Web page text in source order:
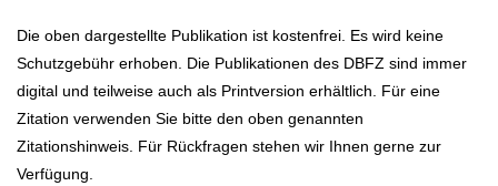
Die oben dargestellte Publikation ist kostenfrei. Es wird keine
Schutzgebühr erhoben. Die Publikationen des DBFZ sind immer
digital und teilweise auch als Printversion erhältlich. Für eine
Zitation verwenden Sie bitte den oben genannten
Zitationshinweis. Für Rückfragen stehen wir Ihnen gerne zur
Verfügung.